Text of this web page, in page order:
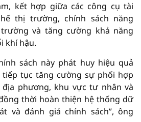
kết hợp giữa các công cụ tài
thị trường, chính sách năng
và tăng cường khả năng
khí hậu.
sách này phát huy hiệu quả
tục tăng cường sự phối hợp
địa phương, khu vực tư nhân và
thời hoàn thiện hệ thống dữ
và đánh giá chính sách”, ông